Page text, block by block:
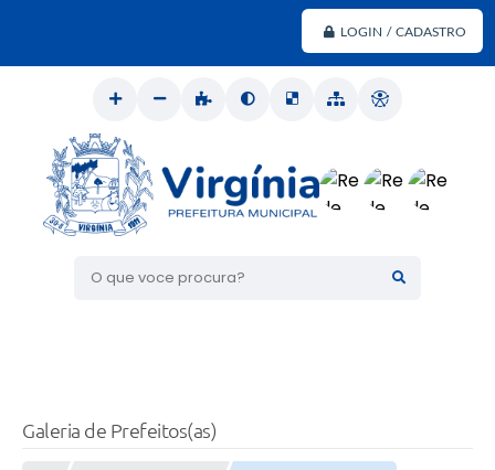
LOGIN / CADASTRO
O que voce procura?
Galeria de Prefeitos(as)